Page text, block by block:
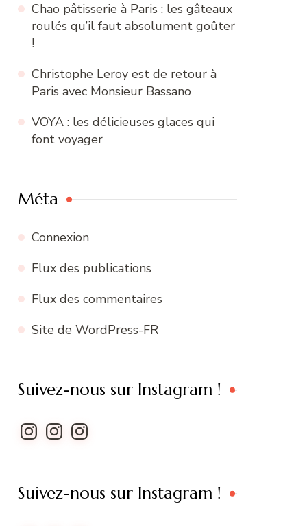
Chao pâtisserie à Paris : les gâteaux
roulés qu’il faut absolument goûter
!
Christophe Leroy est de retour à
Paris avec Monsieur Bassano
VOYA : les délicieuses glaces qui
font voyager
Méta
Connexion
Flux des publications
Flux des commentaires
Site de WordPress-FR
Suivez-nous sur Instagram !
Instagram
InstagramInstagram
Suivez-nous sur Instagram !